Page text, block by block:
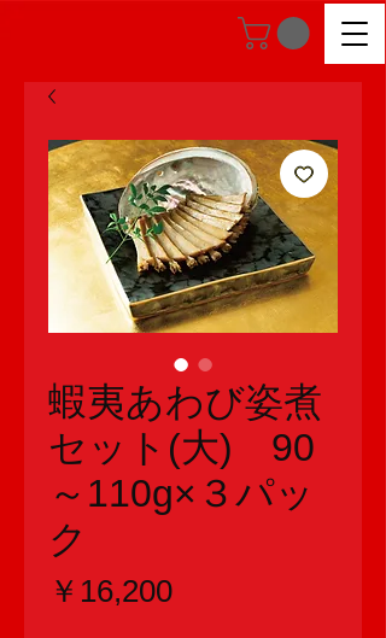
蝦夷あわび姿煮
セット(大) 90
～110g×３パッ
ク
￥16,200価